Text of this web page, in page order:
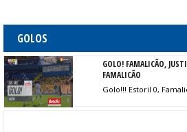
GOLOS
GOLO! FAMALICÃO,
FAMALICÃO